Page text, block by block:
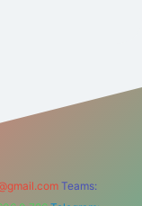
Teams: